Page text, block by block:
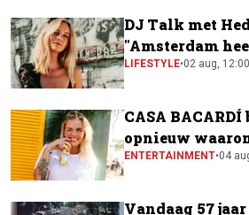
DJ Talk met
"Amsterdam
festivalscene
LIFESTYLE•02 aug, 12:00
CASA
opnieuw
festivalfavoriet
ENTERTAINMENT•04
Vandaag 57